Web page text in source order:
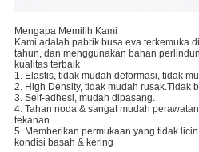
Mengapa Memilih Kami
Kami adalah pabrik busa eva terkemuka
tahun, dan menggunakan bahan
kualitas terbaik
1. Elastis, tidak mudah deformasi, tidak
2. High Density, tidak mudah rusak.Tidak
3. Self-adhesi, mudah dipasang.
4. Tahan noda & sangat mudah
tekanan
5. Memberikan permukaan yang tidak
kondisi basah & kering